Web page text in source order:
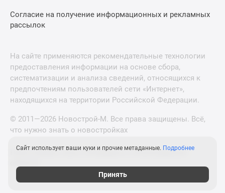
Согласие на получение информационных и рекламных
рассылок
На сайте применяются рекомендательные технологии
предоставления информации на основе сбора,
систематизации и анализа сведений, относящихся к
предпочтениям пользователей сети «Интернет»,
находящихся на территории Российской Федерации.
© 2011—2026 Новострой-М. Все права защищены. Всё,
что нужно знать о новостройках
Новостройки Санкт-Петербурга и Ленинградской
Сайт использует ваши куки и прочие метаданные. Подробнее
Принять